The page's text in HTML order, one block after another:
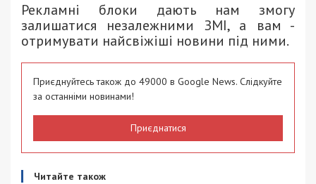
Рекламні блоки дають нам змогу
залишатися незалежними ЗМІ, а вам -
отримувати найсвіжіші новини під ними.
Приєднуйтесь також до 49000 в Google News. Слідкуйте
за останніми новинами!
Приєднатися
Читайте також